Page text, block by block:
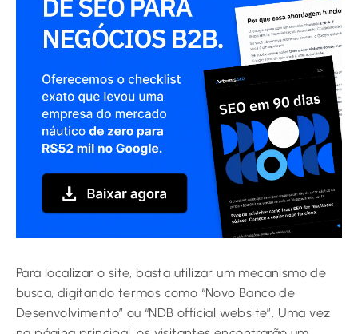
Para localizar o site, basta utilizar um mecanismo de
busca, digitando termos como “Novo Banco de
Desenvolvimento” ou “NDB official website”. Uma vez